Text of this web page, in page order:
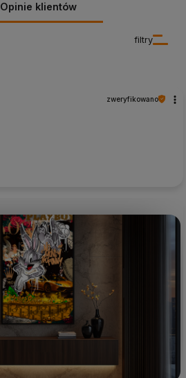
Opinie klientów
filtry
zweryfikowano